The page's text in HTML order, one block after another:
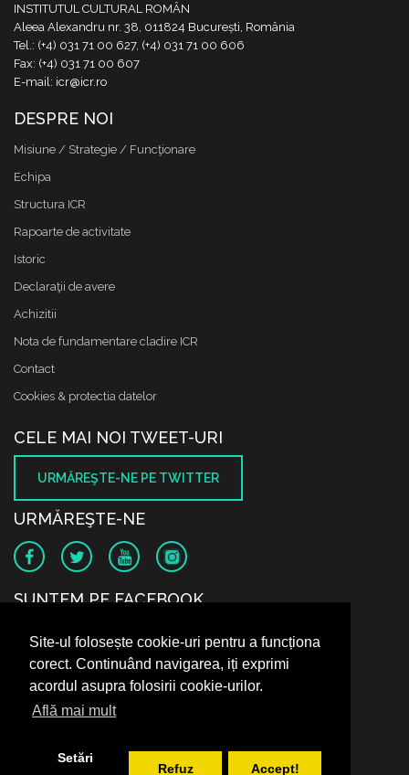
Site-ul folosește cookie-uri pentru a funcționa
corect. Continuând navigarea, iți exprimi
acordul asupra folosirii cookie-urilor.
Află mai mult
Setări
Refuz Accept!
INSTITUTUL CULTURAL ROMÂN
Aleea Alexandru nr. 38, 011824 București, România
Tel.: (+4) 031 71 00 627, (+4) 031 71 00 606
Fax: (+4) 031 71 00 607
E-mail: icr@icr.ro
DESPRE NOI
Misiune / Strategie / Funcţionare
Echipa
Structura ICR
Rapoarte de activitate
Istoric
Declaraţii de avere
Achizitii
Nota de fundamentare cladire ICR
Contact
Cookies & protectia datelor
CELE MAI NOI TWEET-URI
URMĂREŞTE-NE PE TWITTER
URMĂREŞTE-NE
SUNTEM PE FACEBOOK